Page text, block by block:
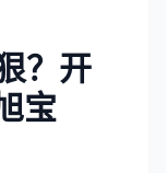
？开
宝